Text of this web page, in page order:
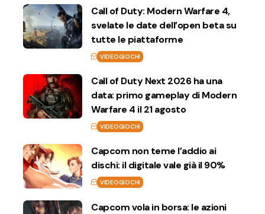
Call of Duty: Modern Warfare 4,
svelate le date dell’open beta su
tutte le piattaforme
VIDEOGIOCHI
Call of Duty Next 2026 ha una
data: primo gameplay di Modern
Warfare 4 il 21 agosto
VIDEOGIOCHI
Capcom non teme l’addio ai
dischi: il digitale vale già il 90%
VIDEOGIOCHI
Capcom vola in borsa: le azioni